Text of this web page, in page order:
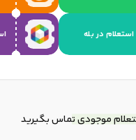
استعلام در بله
موجودی تماس بگیرید